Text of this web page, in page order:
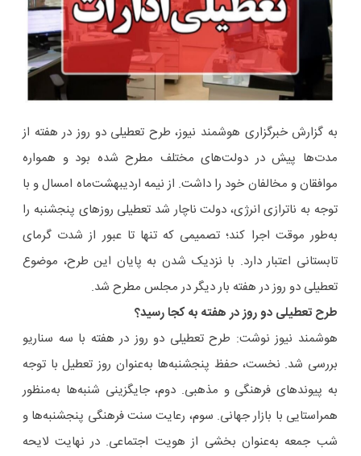
به گزارش خبرگزاری هوشمند نیوز، طرح تعطیلی دو روز در هفته از
مدت‌ها پیش در دولت‌های مختلف مطرح شده بود و همواره
موافقان و مخالفان خود را داشت. از نیمه اردیبهشت‌ماه امسال و با
توجه به ناترازی انرژی، دولت ناچار شد تعطیلی روزهای پنجشنبه را
به‌طور موقت اجرا کند؛ تصمیمی که تنها تا عبور از شدت گرمای
تابستانی اعتبار دارد. با نزدیک شدن به پایان این طرح، موضوع
تعطیلی دو روز در هفته بار دیگر در مجلس مطرح شد.
طرح تعطیلی دو روز در هفته به کجا رسید؟
هوشمند نیوز نوشت: طرح تعطیلی دو روز در هفته با سه سناریو
بررسی شد. نخست، حفظ پنجشنبه‌ها به‌عنوان روز تعطیل با توجه
به پیوندهای فرهنگی و مذهبی. دوم، جایگزینی شنبه‌ها به‌منظور
همراستایی با بازار جهانی. سوم، رعایت سنت فرهنگی پنجشنبه‌ها و
شب جمعه به‌عنوان بخشی از هویت اجتماعی. در نهایت لایحه